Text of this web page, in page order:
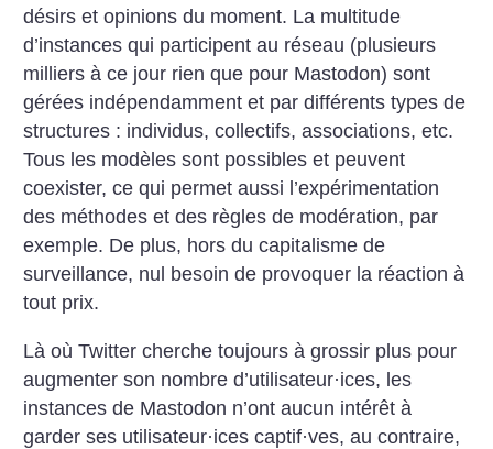
désirs et opinions du moment. La multitude
d’instances qui participent au réseau (plusieurs
milliers à ce jour rien que pour Mastodon) sont
gérées indépendamment et par différents types de
structures : individus, collectifs, associations, etc.
Tous les modèles sont possibles et peuvent
coexister, ce qui permet aussi l’expérimentation
des méthodes et des règles de modération, par
exemple. De plus, hors du capitalisme de
surveillance, nul besoin de provoquer la réaction à
tout prix.
Là où Twitter cherche toujours à grossir plus pour
augmenter son nombre d’utilisateur·ices, les
instances de Mastodon n’ont aucun intérêt à
garder ses utilisateur·ices captif·ves, au contraire,